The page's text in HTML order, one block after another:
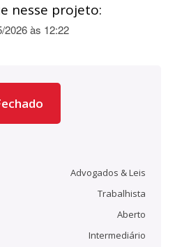
nesse projeto:
2026 às 12:22
Advogados & Leis
Trabalhista
Aberto
Intermediário